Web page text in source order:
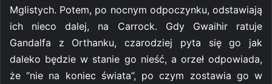
Mglistych. Potem, po nocnym odpoczynku, odstawiają
ich nieco dalej, na Carrock. Gdy Gwaihir ratuje
Gandalfa z Orthanku, czarodziej pyta się go jak
daleko będzie w stanie go nieść, a orzeł odpowiada,
że “nie na koniec świata”, po czym zostawia go w